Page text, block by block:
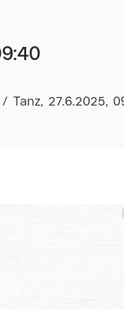
Tanz, 27.6.2025,